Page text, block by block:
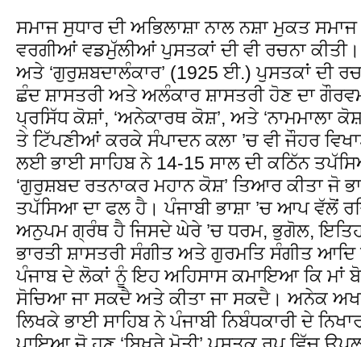
ਸਮਾਜ ਸੁਧਾਰ ਦੀ ਅਭਿਲਾਸ਼ਾ ਨਾਲ ਨਸ਼ਾ ਮੁਕਤ
ਵਰਗੀਆਂ ਵਡਮੁੱਲੀਆਂ ਪੁਸਤਕਾਂ ਦੀ ਵੀ ਰਚਨਾ
ਅਤੇ ‘ਗੁਰੁਸ਼ਬਦਾਲੰਕਾਰ’ (1925 ਈ.) ਪੁਸਤਕਾਂ ਦੀ
ਛੰਦ ਸ਼ਾਸਤਰੀ ਅਤੇ ਅਲੰਕਾਰ ਸ਼ਾਸਤਰੀ ਹੋਣ ਦਾ
ਪ੍ਰਸਿੱਧ ਕੋਸ਼ਾਂ, ‘ਅਨੇਕਾਰਥ ਕੋਸ਼’, ਅਤੇ ‘ਨਾਮਮਾਲਾ
ਤੇ ਟਿੱਪਣੀਆਂ ਕਰਕੇ ਸੰਪਾਦਨ ਕਲਾ ’ਚ ਵੀ ਜੌਹਰ
ਲਈ ਭਾਈ ਸਾਹਿਬ ਨੇ 14-15 ਸਾਲ ਦੀ ਕਠਿੱਨ
‘ਗੁਰੁਸ਼ਬਦ ਰਤਨਾਕਰ ਮਹਾਨ ਕੋਸ਼’ ਤਿਆਰ ਕੀਤਾ ਜੋ
ਤਪੱਸਿਆ ਦਾ ਫਲ ਹੈ। ਪੰਜਾਬੀ ਭਾਸ਼ਾ ’ਚ ਆਪ ਵੱਲੋਂ
ਅਨੁਪਮ ਗ੍ਰੰਥ ਹੈ ਜਿਸਦੇ ਘੇਰੇ ’ਚ ਧਰਮ, ਭੁਗੋਲ,
ਭਾਰਤੀ ਸ਼ਾਸਤਰੀ ਸੰਗੀਤ ਅਤੇ ਗੁਰਮਤਿ ਸੰਗੀਤ
ਪੰਜਾਬ ਦੇ ਲੋਕਾਂ ਨੂੰ ਇਹ ਅਹਿਸਾਸ ਕਮਾਇਆ ਕਿ ਮਾਂ
ਸੋਚਿਆ ਜਾ ਸਕਦੈ ਅਤੇ ਕੀਤਾ ਜਾ ਸਕਦੈ। ਅਨੇਕ
ਲਿਖਕੇ ਭਾਈ ਸਾਹਿਬ ਨੇ ਪੰਜਾਬੀ ਨਿਬੰਧਕਾਰੀ ਦੇ